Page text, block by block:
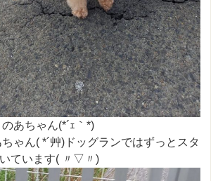
あちゃん(*´ｪ｀*)
ゃん( *´艸)ドッグランではずっとスタ
ています( 〃▽〃)